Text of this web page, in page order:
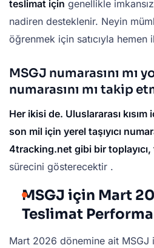
teslimat için genellikle
nadiren desteklenir. Neyin
öğrenmek için satıcıyla hemen
MSGJ numarasını mı
numarasını mı takip
Her ikisi de. Uluslararası kısım
son mil için yerel taşıyıcı
4tracking.net gibi bir toplayıcı,
sürecini gösterecektir .
MSGJ için Mart
Teslimat
Mart 2026 dönemine ait MSGJ